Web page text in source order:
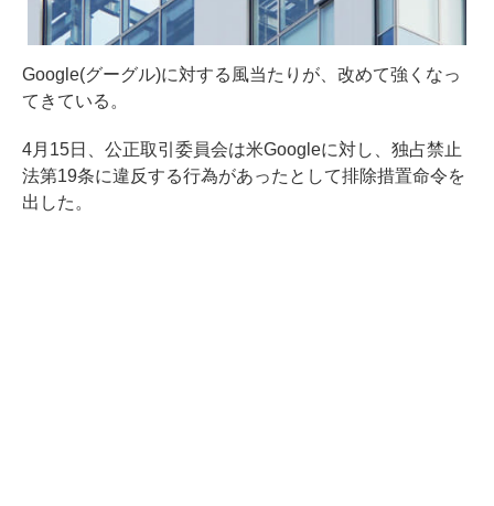
Google(グーグル)に対する風当たりが、改めて強くなっ
てきている。
4月15日、公正取引委員会は米Googleに対し、独占禁止
法第19条に違反する行為があったとして排除措置命令を
出した。